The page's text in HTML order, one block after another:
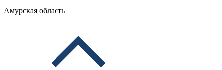
Амурская область